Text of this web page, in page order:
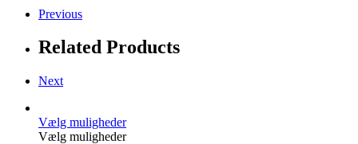
Previous
Related Products
Next
Vælg muligheder
Vælg muligheder